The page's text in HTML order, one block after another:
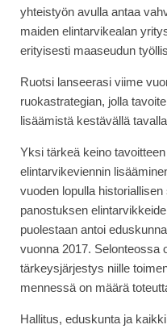
yhteistyön avulla antaa
maiden elintarvikealan
erityisesti maaseudun
Ruotsi lanseerasi viime
ruokastrategian, jolla
lisäämistä kestävällä
Yksi tärkeä keino
elintarvikeviennin
vuoden lopulla
panostuksen
puolestaan antoi
vuonna 2017. Selonteossa
tärkeysjärjestys niille
mennessä on määrä
Hallitus, eduskunta ja